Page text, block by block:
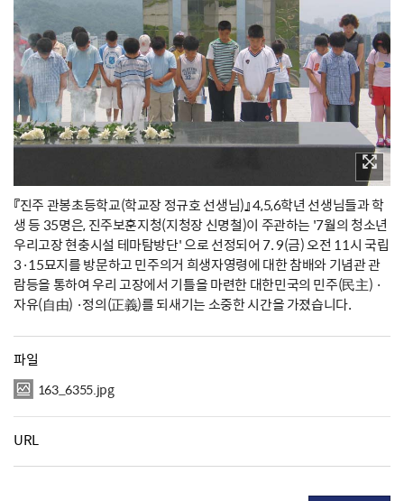
『진주 관봉초등학교(학교장 정규호 선생님)』 4,5,6학년 선생님들과 학
생 등 35명은, 진주보훈지청(지청장 신명철)이 주관하는 '7월의 청소년
우리고장 현충시설 테마탐방단' 으로 선정되어 7. 9(금) 오전 11시 국립
3·15묘지를 방문하고 민주의거 희생자영령에 대한 참배와 기념관 관
람등을 통하여 우리 고장에서 기틀을 마련한 대한민국의 민주(民主) ·
자유(自由) ·정의(正義)를 되새기는 소중한 시간을 가졌습니다.
파일
163_6355.jpg
URL